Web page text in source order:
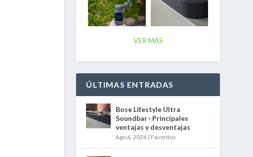
VER MÁS
ÚLTIMAS ENTRADAS
Bose Lifestyle Ultra
Soundbar · Principales
ventajas y desventajas
Ago 6, 2026 | Favoritos